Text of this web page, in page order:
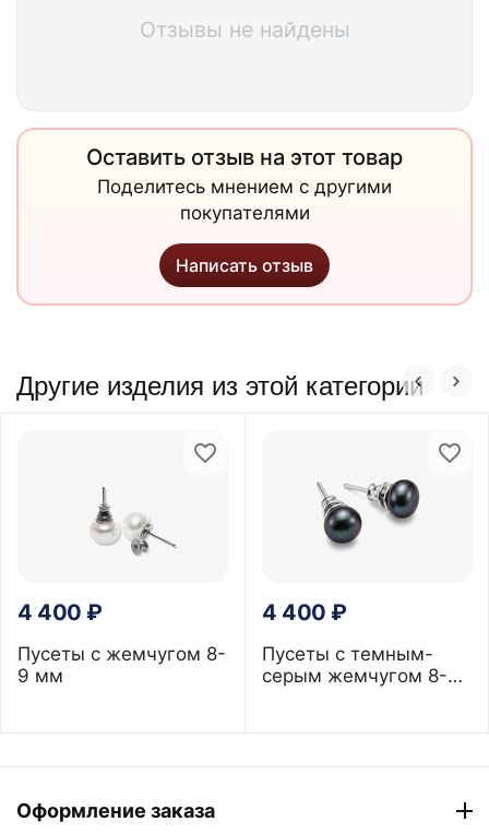
Отзывы не найдены
Оставить отзыв на этот товар
Поделитесь мнением с другими
покупателями
Написать отзыв
Другие изделия из этой категории
4 400 ₽
Пусеты с жемчугом 8-
9 мм
4 400 ₽
Пусеты с темным-
серым жемчугом 8-9
Оформление заказа